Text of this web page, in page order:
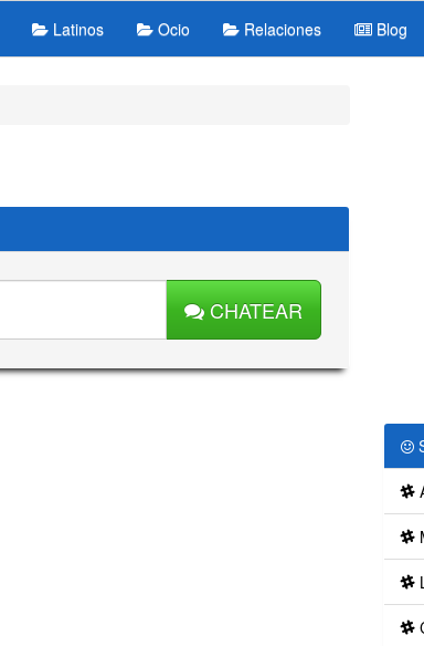
Latinos Ocio Relaciones Blog
CHATEAR